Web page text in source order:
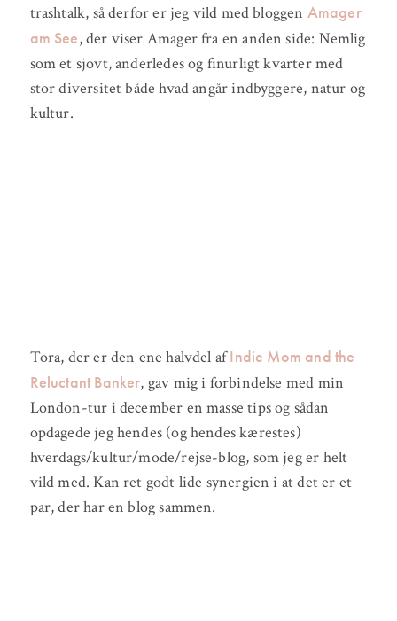
trashtalk, så derfor er jeg vild med bloggen Amager
am See, der viser Amager fra en anden side: Nemlig
som et sjovt, anderledes og finurligt kvarter med
stor diversitet både hvad angår indbyggere, natur og
kultur.
Tora, der er den ene halvdel afIndie Mom and the
Reluctant Banker, gav mig i forbindelse med min
London-tur i december en masse tips og sådan
opdagede jeg hendes (og hendes kærestes)
hverdags/kultur/mode/rejse-blog, som jeg er helt
vild med. Kan ret godt lide synergien i at det er et
par, der har en blog sammen.